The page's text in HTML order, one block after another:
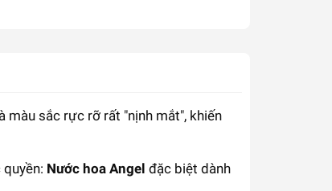
sắc rực rỡ rất "nịnh mắt", khiến
Nước hoa Angel đặc biệt dành